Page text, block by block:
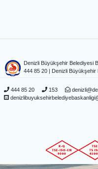
Denizli Büyükşehir Belediyesi
444 85 20 | Denizli
444 85 20 153